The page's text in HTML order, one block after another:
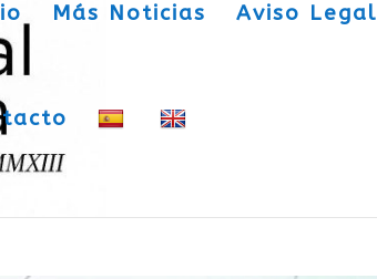
Más Noticias Aviso Legal
de 2021 que asciende a